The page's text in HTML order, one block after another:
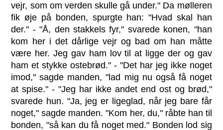
vejr, som om verden skulle gå under." Da mølleren
fik øje på bonden, spurgte han: "Hvad skal han
der." - "Å, den stakkels fyr," svarede konen, "han
kom her i det dårlige vejr og bad om han måtte
være her. Jeg gav ham lov til at ligge der og gav
ham et stykke ostebrød." - "Det har jeg ikke noget
imod," sagde manden, "lad mig nu også få noget
at spise." - "Jeg har ikke andet end ost og brød,"
svarede hun. "Ja, jeg er ligeglad, når jeg bare får
noget," sagde manden. "Kom her, du," råbte han til
bonden, "så kan du få noget med." Bonden lod sig